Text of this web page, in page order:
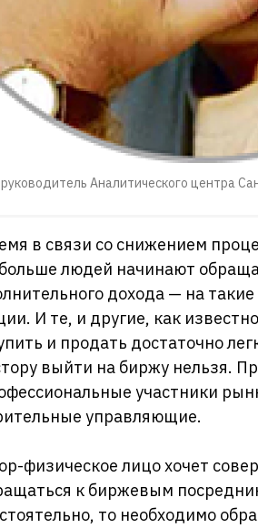
Аналитического центра
в связи со снижением
людей начинают
дохода — на
И те, и другие, как
и продать достаточно
выйти на биржу нельзя.
участники
управляющие.
физическое лицо хочет
к биржевым
то необходимо